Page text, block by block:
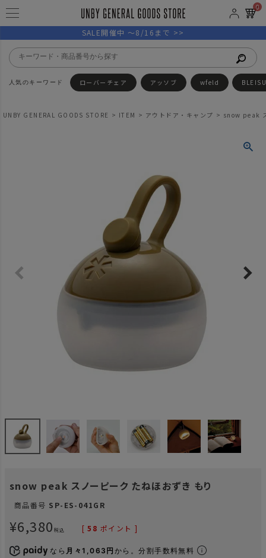
0
SALE開催中 ～8/16まで >>
ローバーチェア アッソブ wfeld
UNBY GENERAL GOODS STORE ITEM アウトドア・キャンプ snow peak
snow peak スノーピーク たねほおずき もり
商品番号 SP-ES-041GR
¥6,380 税込 [ 58 ポイント ]
なら 月々1,063円 から。分割手数料無料